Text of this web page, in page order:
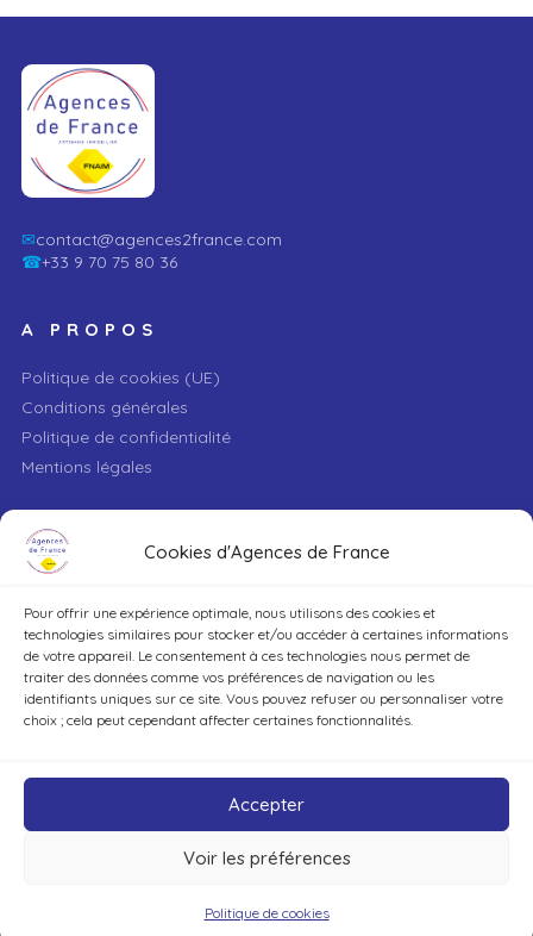
Cookies d'Agences de France
Pour offrir une expérience optimale, nous utilisons des cookies et
technologies similaires pour stocker et/ou accéder à certaines informations
de votre appareil. Le consentement à ces technologies nous permet de
traiter des données comme vos préférences de navigation ou les
identifiants uniques sur ce site. Vous pouvez refuser ou personnaliser votre
choix ; cela peut cependant affecter certaines fonctionnalités.
Accepter
Voir les préférences
Politique de cookies
✉contact@agences2france.com
☎+33 9 70 75 80 36
A PROPOS
Politique de cookies (UE)
Conditions générales
Politique de confidentialité
Mentions légales
VILLE
TYPE DE BIEN
DÉCOUVRIR